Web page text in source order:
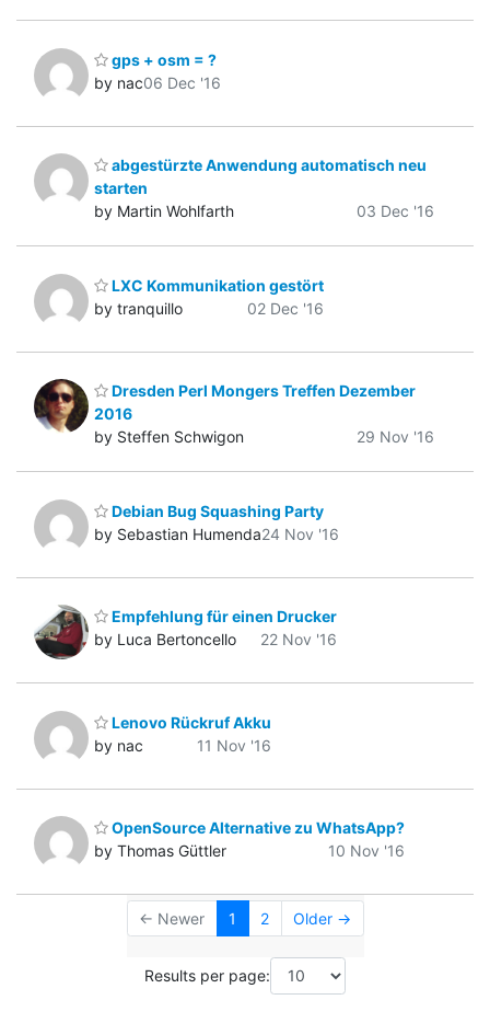
gps + osm = ?
by nac06 Dec '16
abgestürzte Anwendung automatisch neu
starten
by Martin Wohlfarth
03 Dec '16
LXC Kommunikation gestört
by tranquillo
02 Dec '16
Dresden Perl Mongers Treffen Dezember
2016
by Steffen Schwigon
29 Nov '16
Debian Bug Squashing Party
by Sebastian Humenda24 Nov '16
Empfehlung für einen Drucker
by Luca Bertoncello
22 Nov '16
Lenovo Rückruf Akku
by nac
11 Nov '16
OpenSource Alternative zu WhatsApp?
by Thomas Güttler
10 Nov '16
← Newer 1 2 Older →
Results per page: